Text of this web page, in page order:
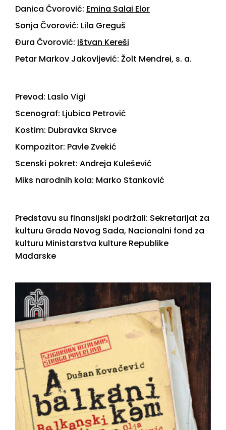
Danica Čvorović: Emina Salai Elor
Sonja Čvorović: Lila Greguš
Đura Čvorović: Ištvan Kereši
Petar Markov Jakovljević: Žolt Mendrei, s. a.
Prevod: Laslo Vigi
Scenograf: Ljubica Petrović
Kostim: Dubravka Skrvce
Kompozitor: Pavle Zvekić
Scenski pokret: Andreja Kulešević
Miks narodnih kola: Marko Stanković
Predstavu su finansijski podržali: Sekretarijat za
kulturu Grada Novog Sada, Nacionalni fond za
kulturu Ministarstva kulture Republike
Mađarske